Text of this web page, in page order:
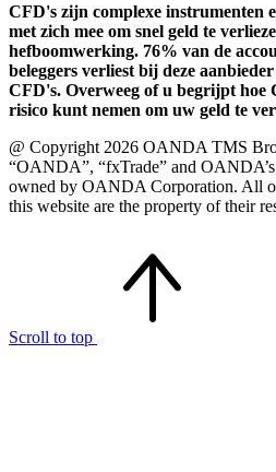
CFD's zijn complexe instrumenten
met zich mee om snel geld te
hefboomwerking. 76% van de
beleggers verliest bij deze
CFD's. Overweeg of u begrijpt hoe
risico kunt nemen om uw geld te
@ Copyright 2026 OANDA TMS
“OANDA”, “fxTrade” and
owned by OANDA Corporation. All
this website are the property of their
Scroll to top